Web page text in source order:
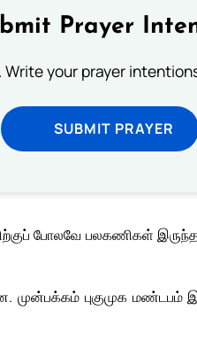
Prayer
your prayer
SUBMIT PRAYER
போலவே பலகணிகள்
முன்பக்கம் புகுமுக மண்டபம்